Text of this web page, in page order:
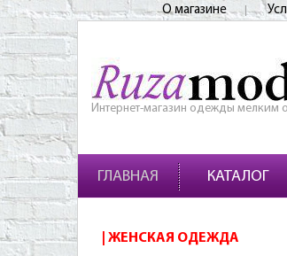
О магазине
Интернет-магазин одежды мелким
ГЛАВНАЯ КАТАЛОГ
ЖЕНСКАЯ ОДЕЖДА